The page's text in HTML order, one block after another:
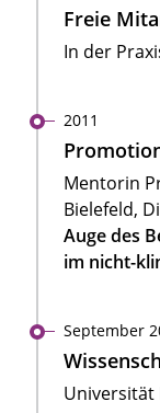
Freie
In der
2011
Mentorin
Bielefeld,
Auge des
im nicht-
September
Universität